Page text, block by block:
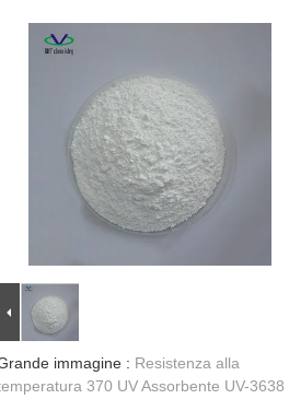
immagine : Resistenza alla
370 UV Assorbente UV-3638